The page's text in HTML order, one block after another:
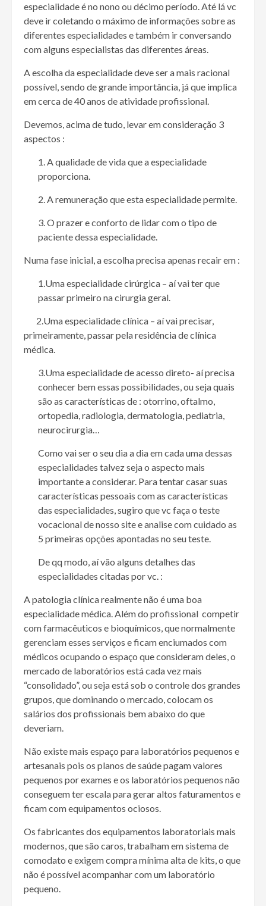
especialidade é no nono ou décimo período. Até lá vc
deve ir coletando o máximo de informações sobre as
diferentes especialidades e também ir conversando
com alguns especialistas das diferentes áreas.
A escolha da especialidade deve ser a mais racional
possível, sendo de grande importância, já que implica
em cerca de 40 anos de atividade profissional.
Devemos, acima de tudo, levar em consideração 3
aspectos :
1. A qualidade de vida que a especialidade
proporciona.
2. A remuneração que esta especialidade permite.
3. O prazer e conforto de lidar com o tipo de
paciente dessa especialidade.
Numa fase inicial, a escolha precisa apenas recair em :
1.Uma especialidade cirúrgica – aí vai ter que
passar primeiro na cirurgia geral.
2.Uma especialidade clínica – aí vai precisar,
primeiramente, passar pela residência de clínica
médica.
3.Uma especialidade de acesso direto- aí precisa
conhecer bem essas possibilidades, ou seja quais
são as características de : otorrino, oftalmo,
ortopedia, radiologia, dermatologia, pediatria,
neurocirurgia…
Como vai ser o seu dia a dia em cada uma dessas
especialidades talvez seja o aspecto mais
importante a considerar. Para tentar casar suas
características pessoais com as características
das especialidades, sugiro que vc faça o teste
vocacional de nosso site e analise com cuidado as
5 primeiras opções apontadas no seu teste.
De qq modo, aí vão alguns detalhes das
especialidades citadas por vc. :
A patologia clínica realmente não é uma boa
especialidade médica. Além do profissional competir
com farmacêuticos e bioquímicos, que normalmente
gerenciam esses serviços e ficam enciumados com
médicos ocupando o espaço que consideram deles, o
mercado de laboratórios está cada vez mais
“consolidado”, ou seja está sob o controle dos grandes
grupos, que dominando o mercado, colocam os
salários dos profissionais bem abaixo do que
deveriam.
Não existe mais espaço para laboratórios pequenos e
artesanais pois os planos de saúde pagam valores
pequenos por exames e os laboratórios pequenos não
conseguem ter escala para gerar altos faturamentos e
ficam com equipamentos ociosos.
Os fabricantes dos equipamentos laboratoriais mais
modernos, que são caros, trabalham em sistema de
comodato e exigem compra mínima alta de kits, o que
não é possível acompanhar com um laboratório
pequeno.